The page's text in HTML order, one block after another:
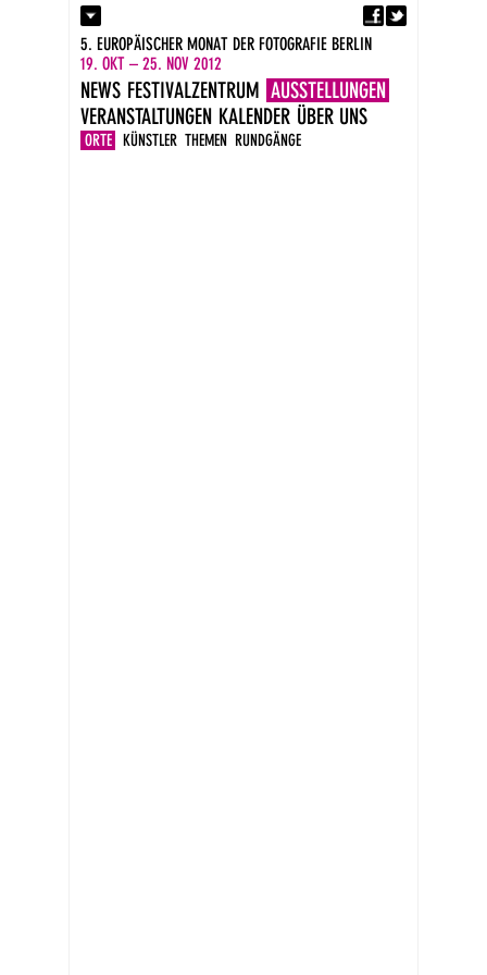
Kontakt
Presse
Newsletter
Impressum
DE
EN
5. EUROPÄISCHER MONAT DER FOTOGRAFIE BERLIN
19. OKT – 25. NOV 2012
NEWS FESTIVALZENTRUM AUSSTELLUNGEN
ORTE KÜNSTLER THEMEN RUNDGÄNGE
VERANSTALTUNGEN KALENDER ÜBER UNS